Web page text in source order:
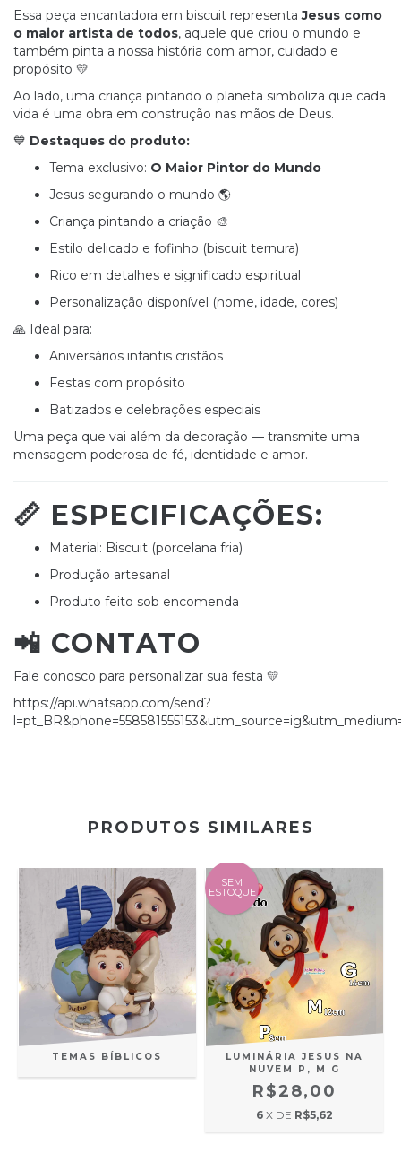
Essa peça encantadora em biscuit representaJesus como
o maior artista de todos, aquele que criou o mundo e
também pinta a nossa história com amor, cuidado e
propósito 💛
Ao lado, uma criança pintando o planeta simboliza que cada
vida é uma obra em construção nas mãos de Deus.
💙 Destaques do produto:
Tema exclusivo: O Maior Pintor do Mundo
Jesus segurando o mundo 🌎
Criança pintando a criação 🎨
Estilo delicado e fofinho (biscuit ternura)
Rico em detalhes e significado espiritual
Personalização disponível (nome, idade, cores)
🙏 Ideal para:
Aniversários infantis cristãos
Festas com propósito
Batizados e celebrações especiais
Uma peça que vai além da decoração — transmite uma
mensagem poderosa de fé, identidade e amor.
📏 ESPECIFICAÇÕES:
Material: Biscuit (porcelana fria)
Produção artesanal
Produto feito sob encomenda
📲 CONTATO
Fale conosco para personalizar sua festa 💛
https://api.whatsapp.com/send?
PRODUTOS SIMILARES
TEMAS BÍBLICOS
SEM
ESTOQUE
LUMINÁRIA JESUS NA
NUVEM P, M G
R$28,00
6 X DE R$5,62